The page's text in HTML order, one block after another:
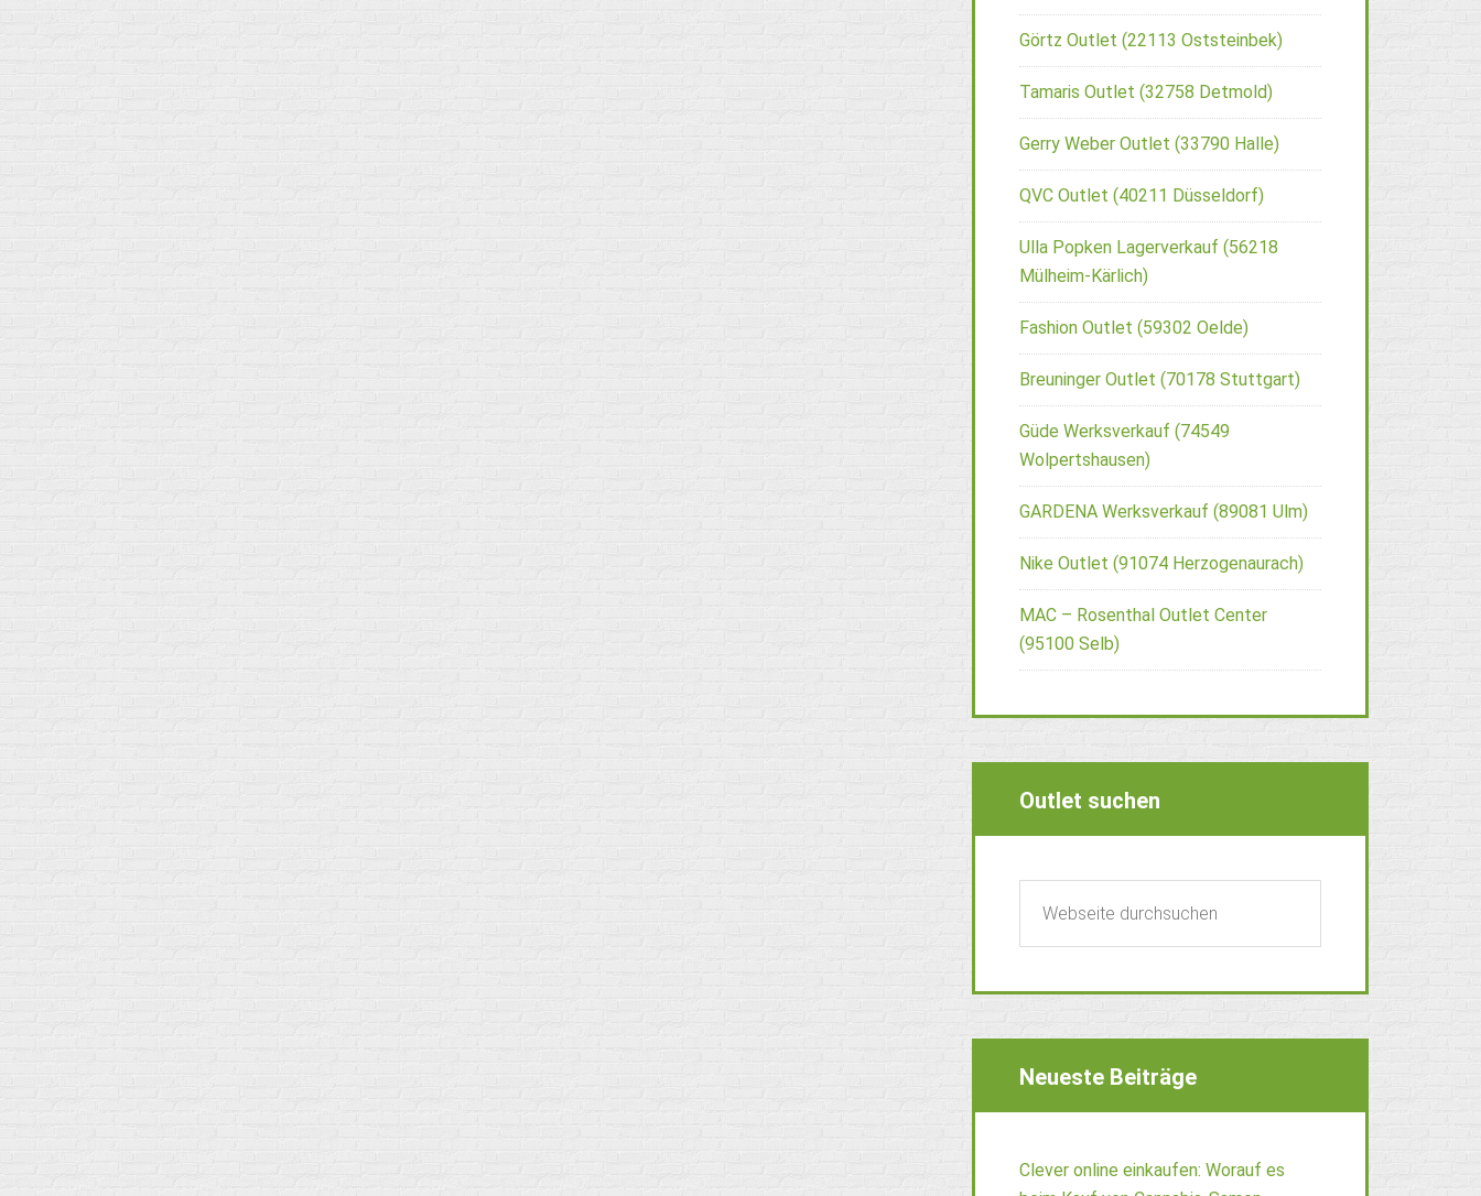
Görtz Outlet (22113 Oststeinbek)
Tamaris Outlet (32758 Detmold)
Gerry Weber Outlet (33790 Halle)
QVC Outlet (40211 Düsseldorf)
Ulla Popken Lagerverkauf (56218
Mülheim-Kärlich)
Fashion Outlet (59302 Oelde)
Breuninger Outlet (70178 Stuttgart)
Güde Werksverkauf (74549
Wolpertshausen)
GARDENA Werksverkauf (89081 Ulm)
Nike Outlet (91074 Herzogenaurach)
MAC – Rosenthal Outlet Center
(95100 Selb)
Outlet suchen
Neueste Beiträge
Clever online einkaufen: Worauf es